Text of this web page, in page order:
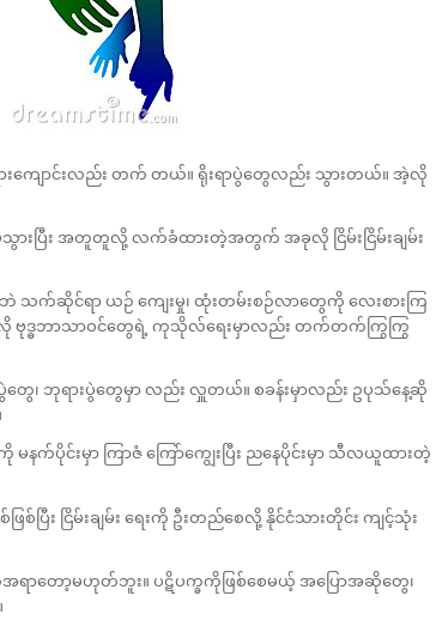
ျောင်းလည်း တက် တယ်။ ရိုးရာပွဲတွေလည်း သွားတယ်။ အဲ့လို
ပြီး အတူတူလို့ လက်ခံထားတဲ့အတွက် အခုလို ငြိမ်းငြိမ်းချမ်း
ဆိုင်ရာ ယဉ် ကျေးမှု၊ ထုံးတမ်းစဉ်လာတွေကို လေးစားကြ
ဒ္ဓဘာသာဝင်တွေရဲ့ ကုသိုလ်ရေးမှာလည်း တက်တက်ကြွကြွ
ေ၊ ဘုရားပွဲတွေမှာ လည်း လှူတယ်။ စခန်းမှာလည်း ဥပုသ်နေ့ဆို
ပိုင်းမှာ ကြာဇံ ကြော်ကျွေးပြီး ညနေပိုင်းမှာ သီလယူထားတဲ့
ပြီး ငြိမ်းချမ်း ရေးကို ဦးတည်စေလို့ နိုင်ငံသားတိုင်း ကျင့်သုံး
ော့မဟုတ်ဘူး။ ပဋိပက္ခကိုဖြစ်စေမယ့် အပြောအဆိုတွေ၊